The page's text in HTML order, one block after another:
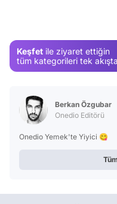
Keşfet ile ziyaret ettiğin
tüm kategorileri tek
Berkan Özgubar
Onedio Editörü
Onedio Yemek'te Yiyici 😋